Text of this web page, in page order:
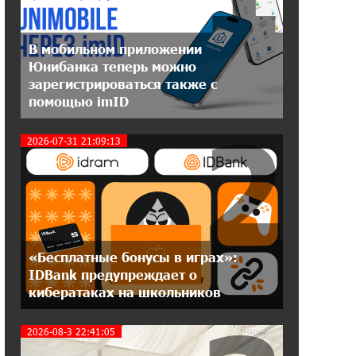
делаем?
18:04:39 13-07-2026
День благодарности клиентам в
Ванадзоре: IDBank
Пашинян замотивирован
уничтожить Армению․ Аршак
Карапетян
14:27:40 11-07-2026
«Мой лес Армения» — бенефициар
инициативы «Сила одного драма» в
июле
Станьте акционером Юнибанка и
воспользуйтесь выгодным
В мобильном приложении
Юнибанка теперь можно
зарегистрироваться также с
помощью imID
2026-07-31 21:09:13
«Бесплатные бонусы в играх»:
IDBank предупреждает о
кибератаках на школьников
2
2026-08-3 22:41:05